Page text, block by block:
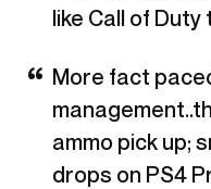
like Call of
More fact
ammo pick up;
drops on PS4